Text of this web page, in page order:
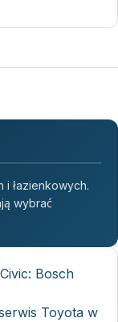
i łazienkowych.
wybrać
Bosch
Toyota w